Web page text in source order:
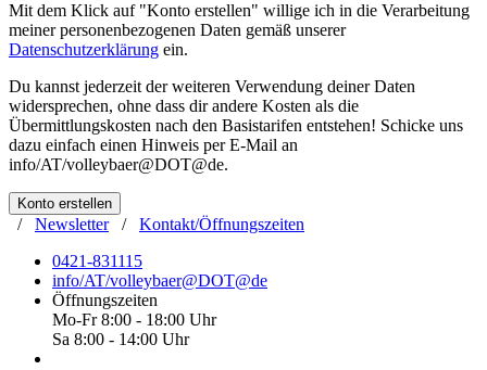
Mit dem Klick auf "Konto erstellen" willige ich in die Verarbeitung
meiner personenbezogenen Daten gemäß unserer
Datenschutzerklärung ein.
Du kannst jederzeit der weiteren Verwendung deiner Daten
widersprechen, ohne dass dir andere Kosten als die
Übermittlungskosten nach den Basistarifen entstehen! Schicke uns
dazu einfach einen Hinweis per E-Mail an
info/AT/volleybaer@DOT@de.
Konto erstellen
/ Newsletter/ Kontakt/Öffnungszeiten
0421-831115
info/AT/volleybaer@DOT@de
Öffnungszeiten
Mo-Fr 8:00 - 18:00 Uhr
Sa 8:00 - 14:00 Uhr